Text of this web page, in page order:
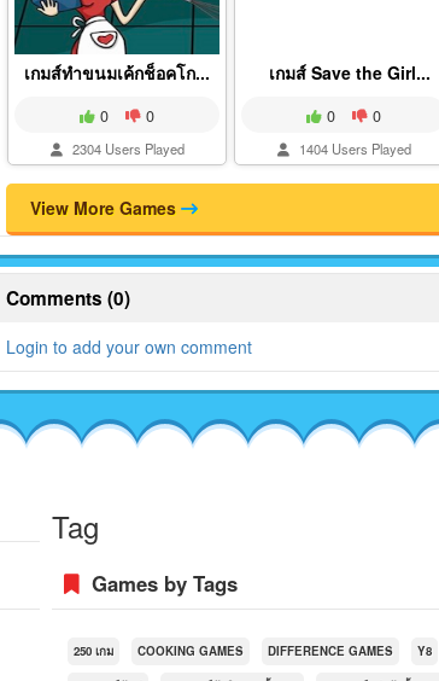
เกมส์ทำขนมเค้กช็อคโก...
0 0
2304 Users Played
เกมส์ Save the Girl...
0 0
1404 Users Played
View More Games
Comments (0)
Login to add your own comment
Tag
Games by Tags
250 เกม COOKING GAMES DIFFERENCE GAMES Y8